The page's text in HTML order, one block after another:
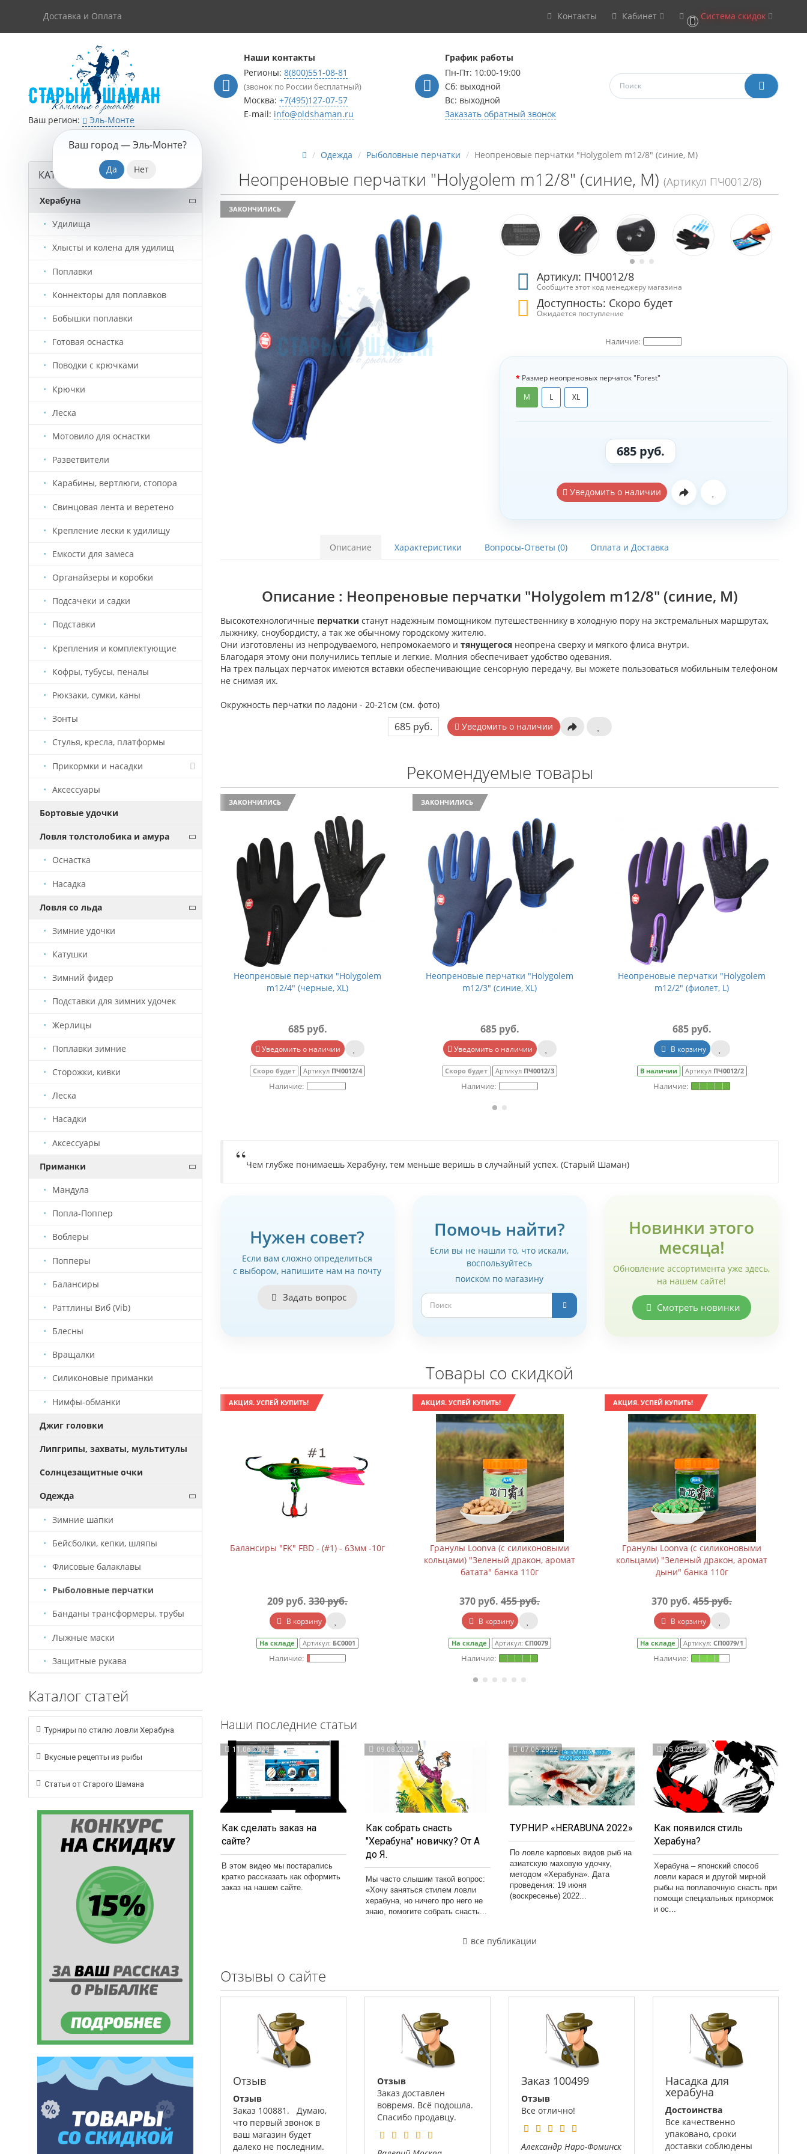
Доставка и Оплата Контакты Кабинет 0 Система скидок
Ваш регион: Эль-Монте
Ваш город —Эль-Монте?
Наши контакты
Регионы: 8(800)551-08-81
(звонок по России бесплатный)
Москва: +7(495)127-07-57
E-mail: info@oldshaman.ru
График работы
Пн-Пт: 10:00-19:00
Сб: выходной
Вс: выходной
Заказать обратный звонок
КАТАЛОГ ТОВАРОВ
Херабуна
Удилища
Хлысты и колена для удилищ
Поплавки
Коннекторы для поплавков
Бобышки поплавки
Готовая оснастка
Поводки с крючками
Крючки
Леска
Мотовило для оснастки
Разветвители
Карабины, вертлюги, стопора
Свинцовая лента и веретено
Крепление лески к удилищу
Емкости для замеса
Органайзеры и коробки
Подсачеки и садки
Подставки
Крепления и комплектующие
Кофры, тубусы, пеналы
Рюкзаки, сумки, каны
Зонты
Стулья, кресла, платформы
Прикормки и насадки
Насадки Старый Призрак
Аксессуары
Бортовые удочки
Ловля толстолобика и амура
Оснастка
Насадка
Ловля со льда
Зимние удочки
Катушки
Зимний фидер
Подставки для зимних удочек
Жерлицы
Поплавки зимние
Сторожки, кивки
Леска
Насадки
Аксессуары
Приманки
Мандула
Попла-Поппер
Воблеры
Попперы
Балансиры
Раттлины Виб (Vib)
Блесны
Вращалки
Силиконовые приманки
Нимфы-обманки
Джиг головки
Липгрипы, захваты, мультитулы
Солнцезащитные очки
Одежда
Зимние шапки
Бейсболки, кепки, шляпы
Флисовые балаклавы
Рыболовные перчатки
Банданы трансформеры, трубы
Лыжные маски
Защитные рукава
Каталог статей
Турниры по стилю ловли Херабуна
Вкусные рецепты из рыбы
Статьи от Старого Шамана
Одежда Рыболовные перчатки Неопреновые перчатки "Holygolem m12/8" (синие, M)
Неопреновые перчатки "Holygolem m12/8" (синие, M) (Артикул ПЧ0012/8)
ЗАКОНЧИЛИСЬ
Артикул: ПЧ0012/8
Сообщите этот код менеджеру магазина
Доступность: Скоро будет
Ожидается поступление
Размер неопреновых перчаток "Forest"
M
L XL
685 руб.
Уведомить о наличии
Описание Характеристики Вопросы-Ответы (0) Оплата и Доставка
Описание : Неопреновые перчатки "Holygolem m12/8" (синие, M)
Высокотехнологичные перчатки станут надежным помощником путешественнику в холодную пору на экстремальных маршрутах,
лыжнику, сноубордисту, а так же обычному городскому жителю.
Они изготовлены из непродуваемого, непромокаемого и тянущегося неопрена сверху и мягкого флиса внутри.
Благодаря этому они получились теплые и легкие. Молния обеспечивает удобство одевания.
На трех пальцах перчаток имеются вставки обеспечивающие сенсорную передачу, вы можете пользоваться мобильным телефоном
не снимая их.
Окружность перчатки по ладони - 20-21см (см. фото)
685 руб. Уведомить о наличии
Рекомендуемые товары
Вязаная шапка "Linginden m21/1" (синий-
Уведомить о наличии
Скоро будет Артикул
ЗАКОНЧИЛИСЬ
Неопреновые перчатки "Holygolem
m12/4" (черные, XL)
685 руб.
Уведомить о наличии
Скоро будет Артикул ПЧ0012/4
ЗАКОНЧИЛИСЬ
Неопреновые перчатки "Holygolem
m12/3" (синие, XL)
685 руб.
Уведомить о наличии
Скоро будет Артикул ПЧ0012/3
Неопреновые перчатки "Holygolem
m12/2" (фиолет, L)
685 руб.
В корзину
В наличии Артикул ПЧ0012/2
Чем глубже понимаешь Херабуну, тем меньше веришь в случайный успех. (Старый Шаман)
Нужен совет?
Если вам сложно определиться
с выбором, напишите нам на почту
Задать вопрос
Помочь найти?
Если вы не нашли то, что искали,
воспользуйтесь
поиском по магазину
Новинки этого
месяца!
Обновление ассортимента уже здесь,
на нашем сайте!
Смотреть новинки
Товары со скидкой
АКЦИЯ. УСПЕЙ КУПИТЬ!
Балансир B-2 (5см, 7,5г)
В корзину
На складе Артикул:
АКЦИЯ. УСПЕЙ КУПИТЬ!
Балансиры "FK" FBD - (#1) - 63мм -10г
209 руб. 330 руб.
В корзину
На складе Артикул: БС0001
АКЦИЯ. УСПЕЙ КУПИТЬ!
Гранулы Loonva (с силиконовыми
кольцами) "Зеленый дракон, аромат
батата" банка 110г
370 руб. 455 руб.
В корзину
На складе Артикул: СП0079
АКЦИЯ. УСПЕЙ КУПИТЬ!
Гранулы Loonva (с силиконовыми
кольцами) "Зеленый дракон, аромат
дыни" банка 110г
370 руб. 455 руб.
В корзину
На складе Артикул: СП0079/1
Наши последние статьи
11.06.2023
Как сделать заказ на
сайте?
В этом видео мы постарались
кратко рассказать как оформить
заказ на нашем сайте.
09.08.2022
Как собрать снасть
"Херабуна" новичку? От А
до Я.
Мы часто слышим такой вопрос:
«Хочу заняться стилем ловли
херабуна, но ничего про него не
знаю, помогите собрать снасть...
07.06.2022
ТУРНИР «HERABUNA 2022»
По ловле карповых видов рыб на
азиатскую маховую удочку,
методом «Херабуна». Дата
проведения: 19 июня
(воскресенье) 2022...
05.04.2022
Как появился стиль
Херабуна?
Херабуна – японский способ
ловли карася и другой мирной
рыбы на поплавочную снасть при
помощи специальных прикормок
и ос...
все публикации
Отзывы о сайте
Отзыв
Отзыв
Заказ 100881. Думаю,
что первый звонок в
ваш магазин будет
далеко не последним.
Отзыв
Заказ доставлен
вовремя. Всё подошла.
Спасибо продавцу.
Заказ 100499
Отзыв
Все отлично!
Александр Наро-Фоминск
Насадка для
херабуна
Достоинства
Все качественно
упаковано, сроки
доставки соблюдены